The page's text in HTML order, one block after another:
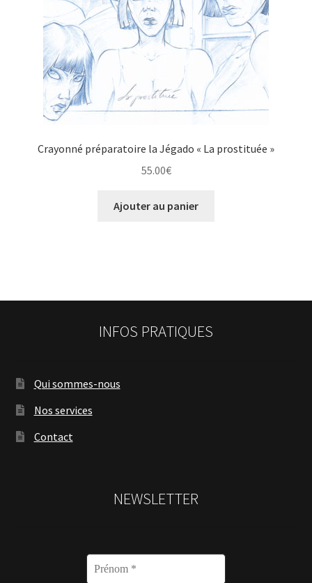
Crayonné préparatoire la Jégado « La prostituée »
55.00€
Ajouter au panier
INFOS PRATIQUES
Qui sommes-nous
Nos services
Contact
NEWSLETTER